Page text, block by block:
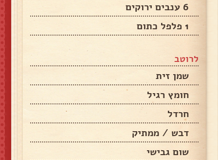
6 ענבים ירוקים
1 פלפל כתום
לרוטב
שמן זית
חומץ רגיל
חרדל
דבש / ממתיק
שום גבישי